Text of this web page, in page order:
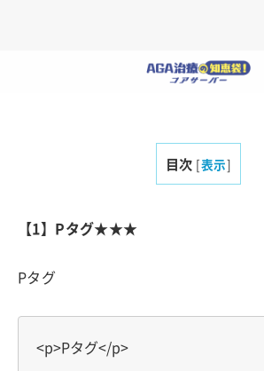
目次 [表示]
【1】Pタグ★★★
Pタグ